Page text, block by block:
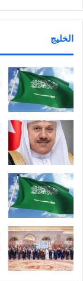
الخليج